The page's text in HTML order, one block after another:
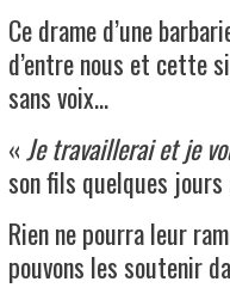
Ce drame d’une
d’entre nous et cette
sans voix…
«Je travaillerai et je
son fils quelques
Rien ne pourra leur
pouvons les soutenir